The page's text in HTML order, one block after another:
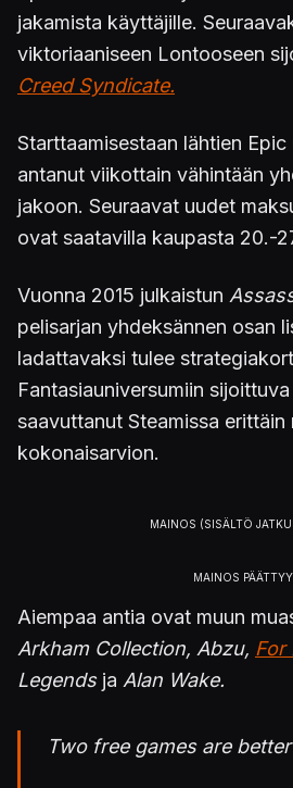
jakamista käyttäjille.
viktoriaaniseen Lontooseen
Creed Syndicate.
Starttaamisestaan lähtien Epic
antanut viikottain vähintään
jakoon. Seuraavat uudet
ovat saatavilla kaupasta 20.-
Vuonna 2015 julkaistun
pelisarjan yhdeksännen osan
ladattavaksi tulee
Fantasiauniversumiin sijoittuva
saavuttanut Steamissa erittäin
kokonaisarvion.
Aiempaa antia ovat muun
Arkham Collection, Abzu, For
Legends ja Alan Wake.
Two free games are